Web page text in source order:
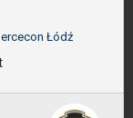
Łódź